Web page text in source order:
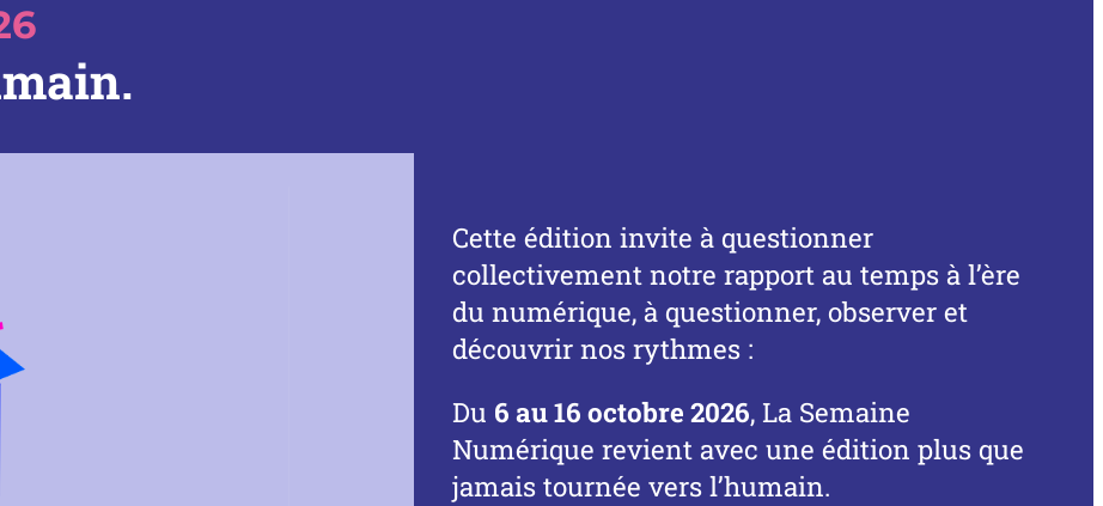
Cette édition invite à questionner
collectivement notre rapport au temps à l’ère
du numérique, à questionner, observer et
découvrir nos rythmes :
Du 6 au 16 octobre 2026, La Semaine
Numérique revient avec une édition plus que
jamais tournée vers l’humain.